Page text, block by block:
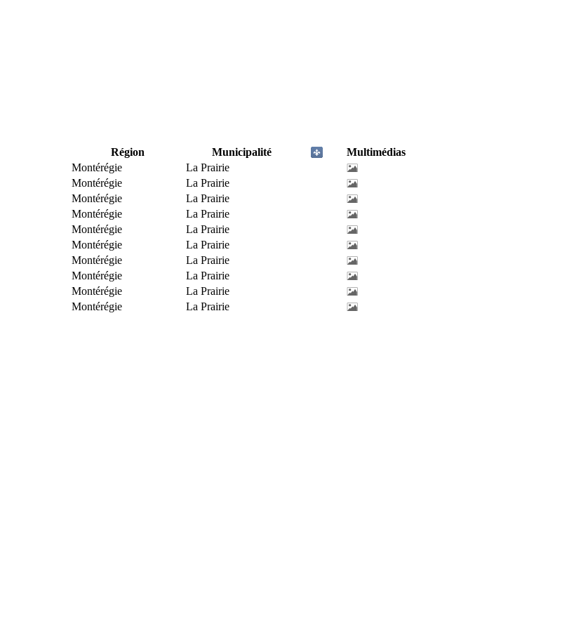
Région Municipalité
Multimédias
Montérégie
La Prairie
Montérégie
La Prairie
Montérégie
La Prairie
Montérégie
La Prairie
Montérégie
La Prairie
Montérégie
La Prairie
Montérégie
La Prairie
Montérégie
La Prairie
Montérégie
La Prairie
Montérégie La Prairie